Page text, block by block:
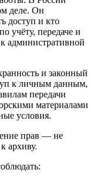
деле. Он
доступ и кто
учёту, передаче и
административной
и законный
к личным данным,
передачи
материалами
условия.
прав — не
архиву.